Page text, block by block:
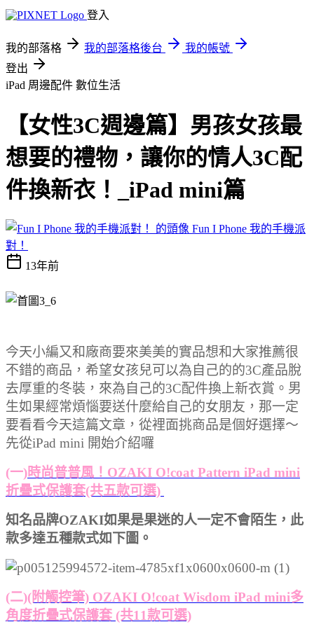
登入
我的部落格 我的部落格後台
我的帳號
登出
iPad 周邊配件 數位生活
【女性3C週邊篇】男孩女孩最
想要的禮物，讓你的情人3C配
件換新衣！_iPad mini篇
Fun I Phone 我的手機派
對！
13年前
今天小編又和廠商要來美美的實品想和大家推薦很
不錯的商品，希望女孩兒可以為自己的的3C產品脫
去厚重的冬裝，來為自己的3C配件換上新衣賞。男
生如果經常煩惱要送什麼給自己的女朋友，那一定
要看看今天這篇文章，從裡面挑商品是個好選擇～
先從iPad mini 開始介紹囉
(一)時尚普普風！OZAKI O!coat Pattern iPad mini
折疊式保護套(共五款可選)
知名品牌OZAKI如果是果迷的人一定不會陌生，此
款多達五種款式如下圖。
(二)(附觸控筆) OZAKI O!coat Wisdom iPad mini多
角度折疊式保護套 (共11款可選)